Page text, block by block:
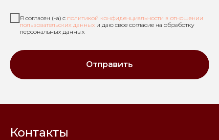
Я согласен (-а) с политикой конфиденциальности в отношении
пользовательских данных и даю свое согласие на обработку
персональных данных
Отправить
Контакты